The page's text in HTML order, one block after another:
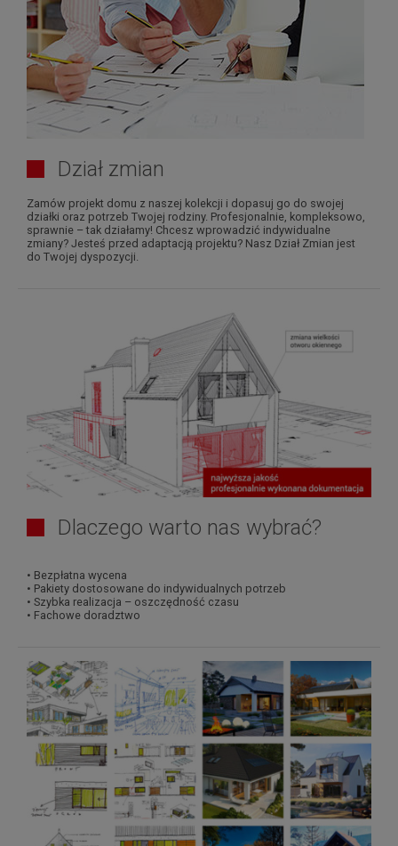
Dział zmian
Zamów projekt domu z naszej kolekcji i dopasuj go do swojej
działki oraz potrzeb Twojej rodziny. Profesjonalnie, kompleksowo,
sprawnie – tak działamy! Chcesz wprowadzić indywidualne
zmiany? Jesteś przed adaptacją projektu? Nasz Dział Zmian jest
do Twojej dyspozycji.
Dlaczego warto nas wybrać?
• Bezpłatna wycena
• Pakiety dostosowane do indywidualnych potrzeb
• Szybka realizacja – oszczędność czasu
• Fachowe doradztwo